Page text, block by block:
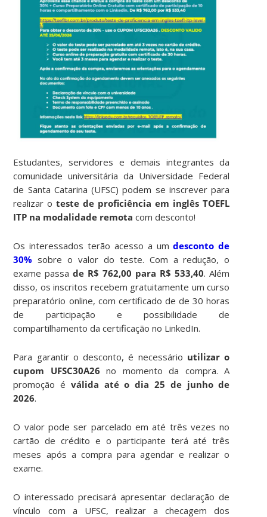
Estudantes, servidores e demais integrantes da
comunidade universitária da Universidade Federal
de Santa Catarina (UFSC) podem se inscrever para
realizar oteste de proficiência em inglês TOEFL
ITP na modalidade remotacom desconto!
Os interessados terão acesso a umdesconto de
30% sobre o valor do teste. Com a redução, o
exame passade R$ 762,00 para R$ 533,40. Além
disso, os inscritos recebem gratuitamente um curso
preparatório online, com certificado de de 30 horas
de participação e possibilidade de
compartilhamento da certificação no LinkedIn.
Para garantir o desconto, é necessário utilizar o
cupom UFSC30A26 no momento da compra. A
promoção é válida até o dia 25 de junho de
2026.
O valor pode ser parcelado em até três vezes no
cartão de crédito e o participante terá até três
meses após a compra para agendar e realizar o
exame.
O interessado precisará apresentar declaração de
vínculo com a UFSC, realizar a checagem dos